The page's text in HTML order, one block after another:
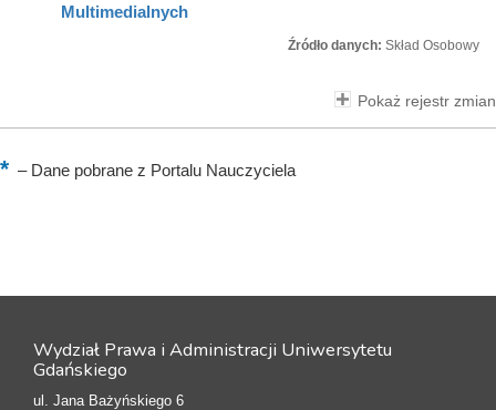
Multimedialnych
Źródło danych: Skład Osobowy
Pokaż rejestr zmian
–Dane pobrane z Portalu Nauczyciela
Wydział Prawa i Administracji Uniwersytetu
Gdańskiego
ul. Jana Bażyńskiego 6